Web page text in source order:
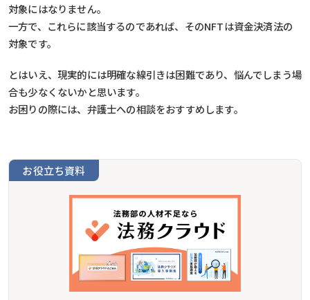
対象にはなりません。
一方で、これらに該当するのであれば、そのNFTは資金決済法の
対象です。
とはいえ、現実的には明確な線引きは困難であり、悩んでしまう場
合も少なくないかと思います。
お困りの際には、弁護士への相談をおすすめします。
お役立ち資料